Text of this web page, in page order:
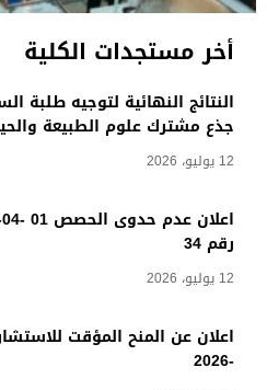
أخر مستجدات الكلية
النتائج النهائية لتوجيه طلبة
جذع مشترك علوم الطبيعة
12 يوليو، 2026
رقم 34
12 يوليو، 2026
-2026